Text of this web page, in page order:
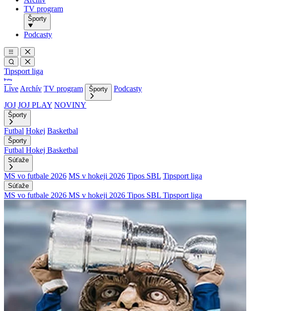
TV program
Športy
Podcasty
Tipsport liga
Live Archív TV program Športy
Podcasty
JOJ JOJ PLAY NOVINY
Športy
Futbal Hokej Basketbal
Športy
Futbal Hokej Basketbal
Súťaže
MS vo futbale 2026 MS v hokeji 2026 Tipos SBL Tipsport liga
Súťaže
MS vo futbale 2026 MS v hokeji 2026 Tipos SBL Tipsport liga